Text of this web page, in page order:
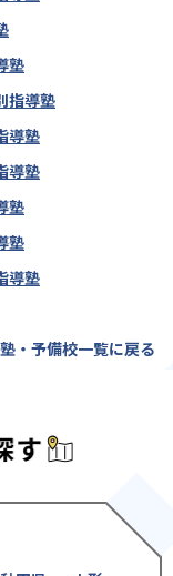
塾
指導塾
導塾
導塾
塾
塾
導塾
・予備校一覧に戻る